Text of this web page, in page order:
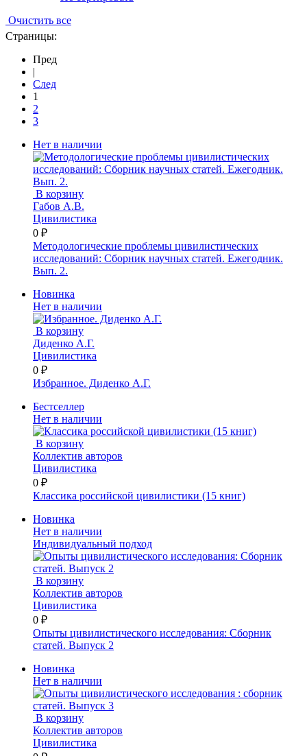
Очистить все
Страницы:
Пред
|
След
1
2
3
Нет в наличии
В корзину
Габов А.В.
Цивилистика
0 ₽
Методологические проблемы цивилистических
исследований: Сборник научных статей. Ежегодник.
Вып. 2.
Новинка
Нет в наличии
В корзину
Диденко А.Г.
Цивилистика
0 ₽
Избранное. Диденко А.Г.
Бестселлер
Нет в наличии
В корзину
Коллектив авторов
Цивилистика
0 ₽
Классика российской цивилистики (15 книг)
Новинка
Нет в наличии
Индивидуальный подход
В корзину
Коллектив авторов
Цивилистика
0 ₽
Опыты цивилистического исследования: Сборник
статей. Выпуск 2
Новинка
Нет в наличии
В корзину
Коллектив авторов
Цивилистика